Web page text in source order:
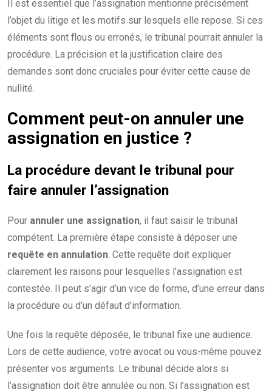
Il est essentiel que l’assignation mentionne précisément
l’objet du litige et les motifs sur lesquels elle repose. Si ces
éléments sont flous ou erronés, le tribunal pourrait annuler la
procédure. La précision et la justification claire des
demandes sont donc cruciales pour éviter cette cause de
nullité.
Comment peut-on annuler une
assignation en justice ?
La procédure devant le tribunal pour
faire annuler l’assignation
Pour annuler une assignation, il faut saisir le tribunal
compétent. La première étape consiste à déposer une
requête en annulation. Cette requête doit expliquer
clairement les raisons pour lesquelles l’assignation est
contestée. Il peut s’agir d’un vice de forme, d’une erreur dans
la procédure ou d’un défaut d’information.
Une fois la requête déposée, le tribunal fixe une audience.
Lors de cette audience, votre avocat ou vous-même pouvez
présenter vos arguments. Le tribunal décide alors si
l’assignation doit être annulée ou non. Si l’assignation est